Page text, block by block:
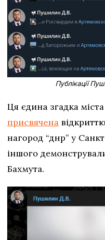
Публікації
Ця єдина згадка
присвячена
нагород “днр” у
іншого
Бахмута.